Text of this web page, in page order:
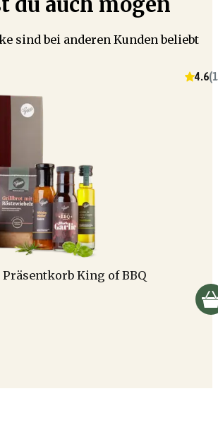
sind bei anderen Kunden beliebt
4.6(
Präsentkorb King of BBQ